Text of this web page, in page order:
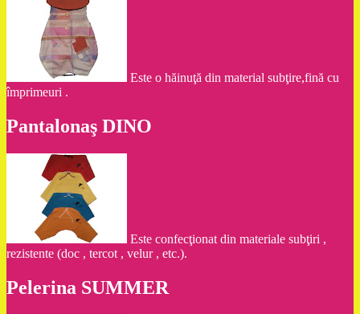
Este o hăinuţă din material subţire,fină cu
împrimeuri .
Pantalonaş DINO
Este confecţionat din materiale subţiri ,
rezistente (doc , tercot , velur , etc.).
Pelerina SUMMER